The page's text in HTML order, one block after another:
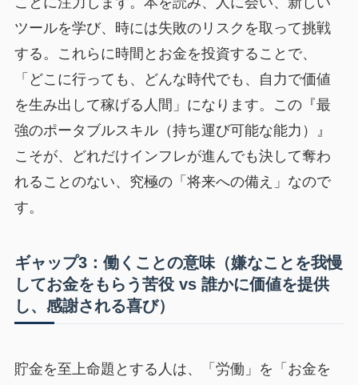
ツールを学び、時には失敗のリスクを取って挑戦
する。これらに時間とお金を投資することで、
「どこに行っても、どんな時代でも、自力で価値
を生み出して稼げる人間」になります。この『最
強のポータブルスキル（持ち運び可能な能力）』
こそが、どれだけインフレが進んでも決して奪わ
れることのない、究極の「将来への備え」なので
す。
ギャップ3：働くことの意味（嫌なことを我慢
してお金をもらう苦役 vs 誰かに価値を提供
し、感謝される喜び）
貯金を至上命題とする人は、「労働」を「お金を